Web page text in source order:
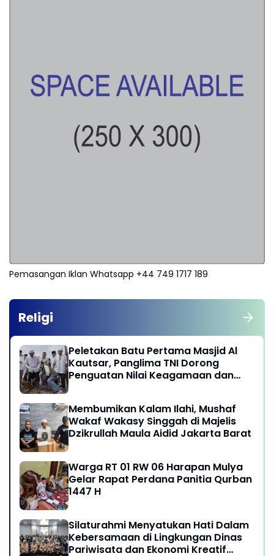
Pemasangan Iklan Whatsapp +44 749 1717 189
Religi
Peletakan Batu Pertama Masjid Al
Kautsar, Panglima TNI Dorong
Penguatan Nilai Keagamaan dan
Membumikan Kalam Ilahi, Mushaf
Wakaf Wakasy Singgah di Majelis
Dzikrullah Maula Aidid Jakarta Barat
Warga RT 01 RW 06 Harapan Mulya
Gelar Rapat Perdana Panitia Qurban
1447 H
Silaturahmi Menyatukan Hati Dalam
Kebersamaan di Lingkungan Dinas
Pariwisata dan Ekonomi Kreatif